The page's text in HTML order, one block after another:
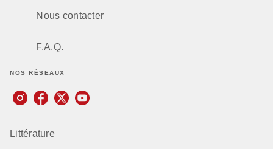
Nous contacter
F.A.Q.
NOS RÉSEAUX
Littérature